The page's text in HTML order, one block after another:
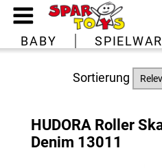
BABY
Sortierung
HUDORA Roller
Denim 13011